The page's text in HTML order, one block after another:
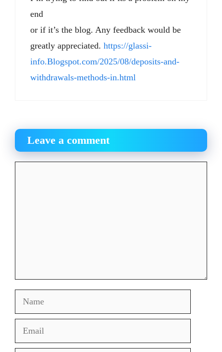
end
or if it’s the blog. Any feedback would be
greatly appreciated. https://glassi-
info.Blogspot.com/2025/08/deposits-and-
withdrawals-methods-in.html
Leave a comment
Name
Email